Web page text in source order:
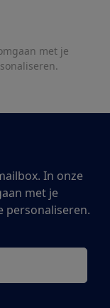
met je
In onze
met je
personaliseren.